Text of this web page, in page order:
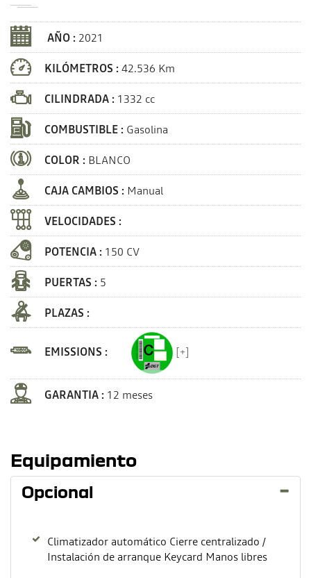
AÑO : 2021
KILÓMETROS :42.536 Km
CILINDRADA : 1332 cc
COMBUSTIBLE : Gasolina
COLOR : BLANCO
CAJA CAMBIOS : Manual
VELOCIDADES :
POTENCIA : 150 CV
PUERTAS : 5
PLAZAS :
EMISSIONS : [+]
GARANTIA : 12 meses
Equipamiento
Opcional
Climatizador automático Cierre centralizado /
Instalación de arranque Keycard Manos libres